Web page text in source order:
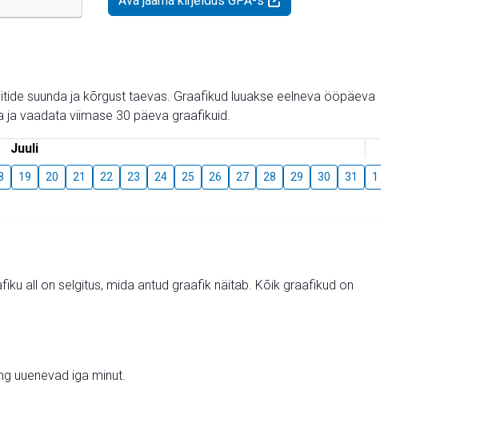
suunda ja kõrgust taevas. Graafikud luuakse eelneva ööpäeva
vaadata viimase 30 päeva graafikuid.
Juuli
19 20 21 22 23 24 25 26 27 28 29 30 31 1
all on selgitus, mida antud graafik näitab. Kõik graafikud on
uuenevad iga minut.